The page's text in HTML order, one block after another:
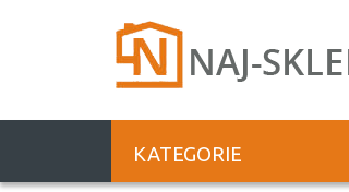
KATEGORIE